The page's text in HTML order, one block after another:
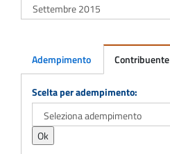
Adempimento Contribuente
Adempimento
Scelta per adempimento: